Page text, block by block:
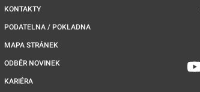
KONTAKTY
PODATELNA / POKLADNA
MAPA STRÁNEK
ODBĚR NOVINEK
KARIÉRA